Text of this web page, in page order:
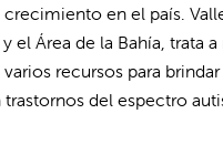
en el país.
el Área de la Bahía,
recursos para
del espectro